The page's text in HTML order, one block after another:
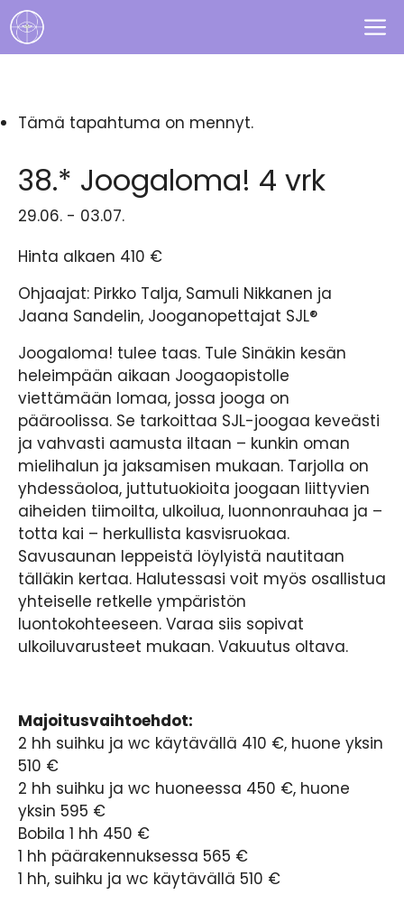
Siirry
sisältöön
Tämä tapahtuma on mennyt.
38.* Joogaloma! 4 vrk
29.06. - 03.07.
Hinta alkaen 410 €
Ohjaajat: Pirkko Talja, Samuli Nikkanen ja
Jaana Sandelin, Jooganopettajat SJL®
Joogaloma! tulee taas. Tule Sinäkin kesän
heleimpään aikaan Joogaopistolle
viettämään lomaa, jossa jooga on
pääroolissa. Se tarkoittaa SJL-joogaa keveästi
ja vahvasti aamusta iltaan – kunkin oman
mielihalun ja jaksamisen mukaan. Tarjolla on
yhdessäoloa, juttutuokioita joogaan liittyvien
aiheiden tiimoilta, ulkoilua, luonnonrauhaa ja –
totta kai – herkullista kasvisruokaa.
Savusaunan leppeistä löylyistä nautitaan
tälläkin kertaa. Halutessasi voit myös osallistua
yhteiselle retkelle ympäristön
luontokohteeseen. Varaa siis sopivat
ulkoiluvarusteet mukaan. Vakuutus oltava.
Majoitusvaihtoehdot:
2 hh suihku ja wc käytävällä 410 €, huone yksin
510 €
2 hh suihku ja wc huoneessa 450 €, huone
yksin 595 €
Bobila 1 hh 450 €
1 hh päärakennuksessa 565 €
1 hh, suihku ja wc käytävällä 510 €